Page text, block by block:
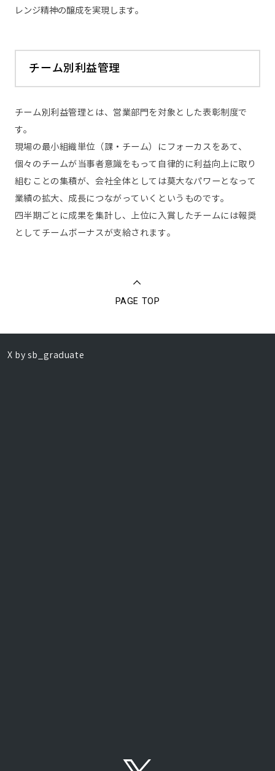
レンジ精神の醸成を実現します。​
チーム別利益管理
チーム別利益管理とは、営業部門を対象とした表彰制度で
す。
現場の最小組織単位（課・チーム）にフォーカスをあて、
個々のチームが当事者意識をもって自律的に利益向上に取り
組むことの集積が、会社全体としては莫大なパワーとなって
業績の拡大、成長につながっていくというものです。
四半期ごとに成果を集計し、上位に入賞したチームには報奨
としてチームボーナスが支給されます。
PAGE TOP
X by sb_graduate